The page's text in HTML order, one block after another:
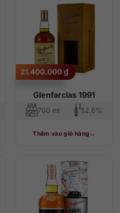
Glenfarclas 1991
21.400.000 ₫
700 ml 52,6%
Thêm vào giỏ hàng